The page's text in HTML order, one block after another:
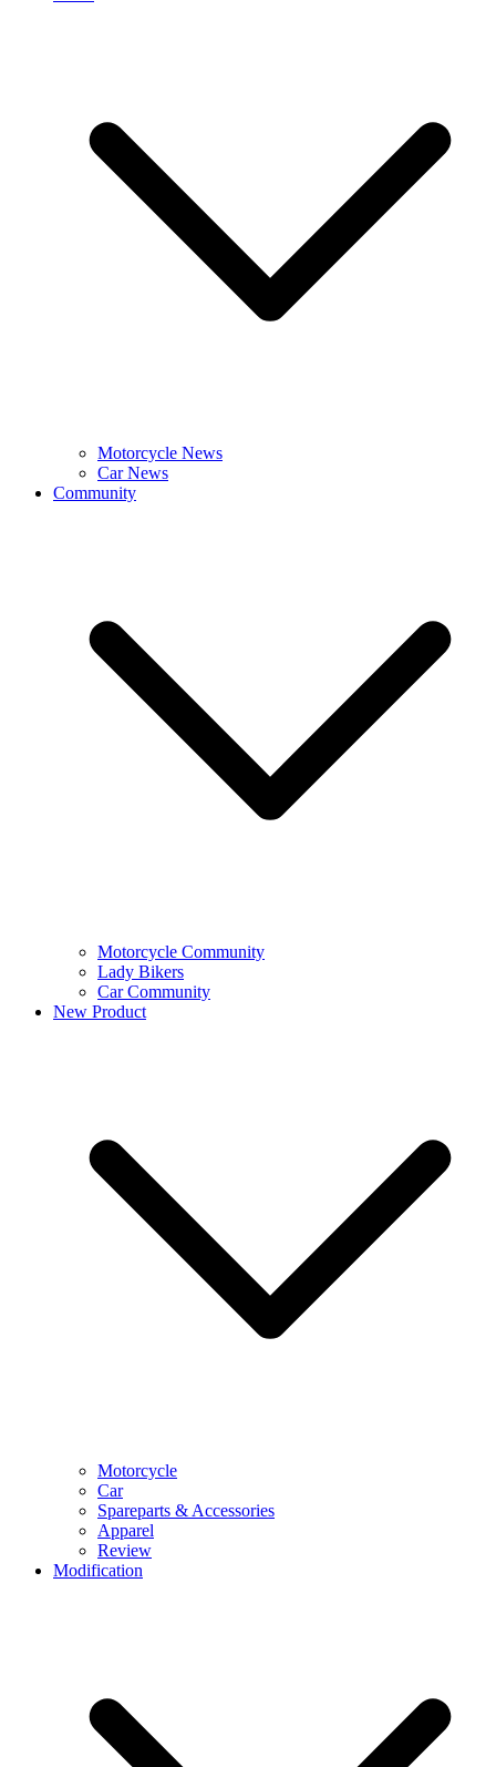
Motorcycle News
Car News
Community
Motorcycle Community
Lady Bikers
Car Community
New Product
Motorcycle
Car
Spareparts & Accessories
Apparel
Review
Modification